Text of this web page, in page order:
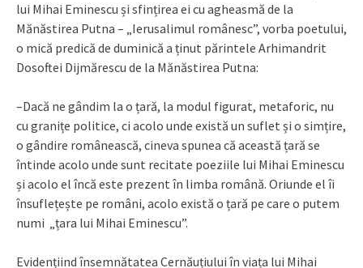
lui Mihai Eminescu și sfințirea ei cu agheasmă de la
Mănăstirea Putna – „Ierusalimul românesc”, vorba poetului,
o mică predică de duminică a ținut părintele Arhimandrit
Dosoftei Dijmărescu de la Mănăstirea Putna:
–Dacă ne gândim la o țară, la modul figurat, metaforic, nu
cu granițe politice, ci acolo unde există un suflet și o simțire,
o gândire românească, cineva spunea că această țară se
întinde acolo unde sunt recitate poeziile lui Mihai Eminescu
și acolo el încă este prezent în limba română. Oriunde el îi
însuflețește pe români, acolo există o țară pe care o putem
numi „țara lui Mihai Eminescu”.
Evidențiind însemnătatea Cernăuțiului în viața lui Mihai